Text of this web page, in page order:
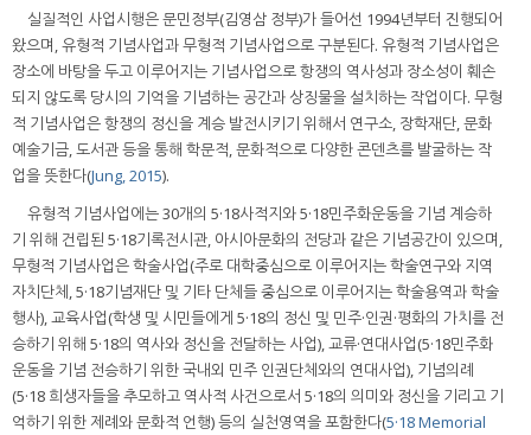
실질적인 사업시행은 문민정부(김영삼 정부)가 들어선 1994년부터 진행되어
왔으며, 유형적 기념사업과 무형적 기념사업으로 구분된다. 유형적 기념사업은
장소에 바탕을 두고 이루어지는 기념사업으로 항쟁의 역사성과 장소성이 훼손
되지 않도록 당시의 기억을 기념하는 공간과 상징물을 설치하는 작업이다. 무형
적 기념사업은 항쟁의 정신을 계승 발전시키기 위해서 연구소, 장학재단, 문화
예술기금, 도서관 등을 통해 학문적, 문화적으로 다양한 콘덴츠를 발굴하는 작
업을 뜻한다(Jung, 2015).
유형적 기념사업에는 30개의 5·18사적지와 5·18민주화운동을 기념 계승하
기 위해 건립된 5·18기록전시관, 아시아문화의 전당과 같은 기념공간이 있으며,
무형적 기념사업은 학술사업(주로 대학중심으로 이루어지는 학술연구와 지역
자치단체, 5·18기념재단 및 기타 단체들 중심으로 이루어지는 학술용역과 학술
행사), 교육사업(학생 및 시민들에게 5·18의 정신 및 민주·인권·평화의 가치를 전
승하기 위해 5·18의 역사와 정신을 전달하는 사업), 교류·연대사업(5·18민주화
운동을 기념 전승하기 위한 국내외 민주 인권단체와의 연대사업), 기념의례
(5·18 희생자들을 추모하고 역사적 사건으로서 5·18의 의미와 정신을 기리고 기
억하기 위한 제례와 문화적 언행) 등의 실천영역을 포함한다(5·18 Memorial